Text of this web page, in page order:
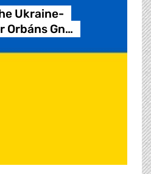
Ukraine-
Orbáns Gn…